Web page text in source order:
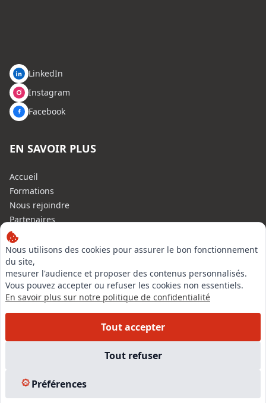
Nous utilisons des cookies pour assurer le bon fonctionnement
du site,
mesurer l'audience et proposer des contenus personnalisés.
Vous pouvez accepter ou refuser les cookies non essentiels.
En savoir plus sur notre politique de confidentialité
Tout accepter
Tout refuser
Préférences
LinkedIn
Instagram
Facebook
EN SAVOIR PLUS
Accueil
Formations
Nous rejoindre
Partenaires
Autres missions
Le C.N.E.
Membre IVSC
Logiciel
L’Expert
Tarifs
Experts Immobiliers par régions
Plan du site